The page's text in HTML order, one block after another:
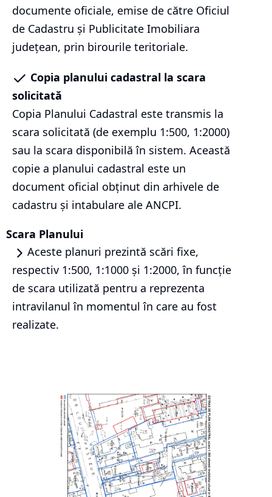
documente oficiale, emise de către Oficiul
de Cadastru și Publicitate Imobiliara
județean, prin birourile teritoriale.
Copia planului cadastral la scara
solicitată
Copia Planului Cadastral este transmis la
scara solicitată (de exemplu 1:500, 1:2000)
sau la scara disponibilă în sistem. Această
copie a planului cadastral este un
document oficial obținut din arhivele de
cadastru și intabulare ale ANCPI.
Scara Planului
Aceste planuri prezintă scări fixe,
respectiv 1:500, 1:1000 și 1:2000, în funcție
de scara utilizată pentru a reprezenta
intravilanul în momentul în care au fost
realizate.